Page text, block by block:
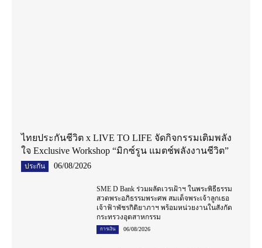
ไทยประกันชีวิต x LIVE TO LIFE จัดกิจกรรมเติมพลัง
ใจ Exclusive Workshop “มิกซ์รูน แมตช์พลังงานชีวิต”
ประกัน 06/08/2026
SME D Bank ร่วมผลัดเวรเฝ้าฯ ในพระพิธีธรรม
สวดพระอภิธรรมพระศพ สมเด็จพระเจ้าลูกเธอ
เจ้าฟ้าพัชรกิติยาภาฯ พร้อมหน่วยงานในสังกัด
กระทรวงอุตสาหกรรม
การเงิน 06/08/2026